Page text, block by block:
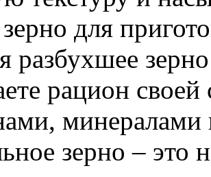
для
разбухшее
рацион
минералами
зерно – это